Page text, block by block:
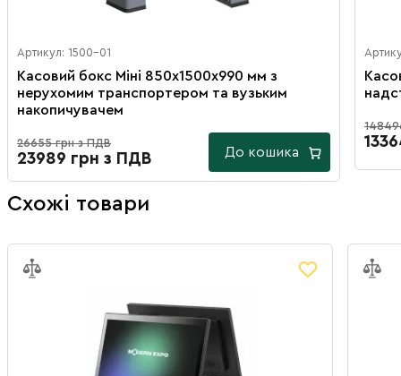
Артикул: 1500-01
Касовий бокс Міні 850х1500х990 мм з
нерухомим транспортером та вузьким
накопичувачем
26655 грн з ПДВ
23989 грн з ПДВ До кошика
Схожі товари